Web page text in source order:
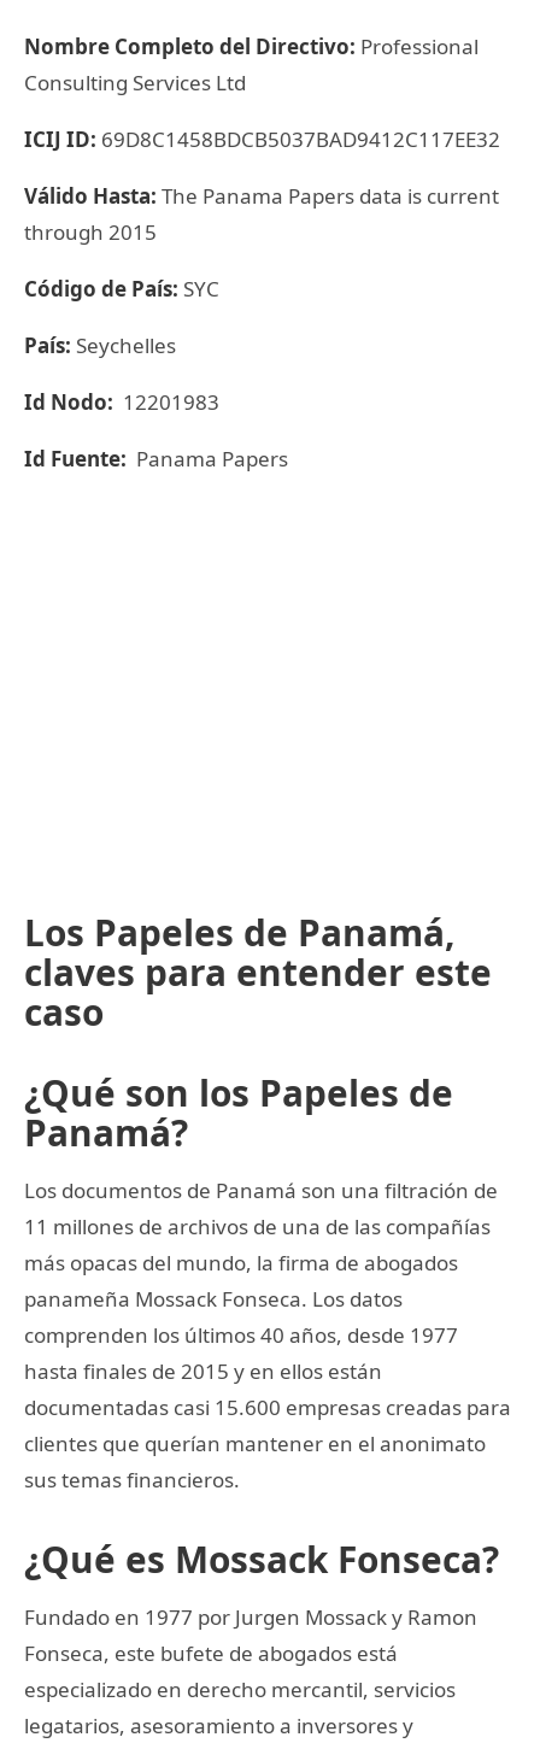
Nombre Completo del Directivo: Professional
Consulting Services Ltd
ICIJ ID: 69D8C1458BDCB5037BAD9412C117EE32
Válido Hasta: The Panama Papers data is current
through 2015
Código de País: SYC
País: Seychelles
Id Nodo: 12201983
Id Fuente: Panama Papers
Los Papeles de Panamá,
claves para entender este
caso
¿Qué son los Papeles de
Panamá?
Los documentos de Panamá son una filtración de
11 millones de archivos de una de las compañías
más opacas del mundo, la firma de abogados
panameña Mossack Fonseca. Los datos
comprenden los últimos 40 años, desde 1977
hasta finales de 2015 y en ellos están
documentadas casi 15.600 empresas creadas para
clientes que querían mantener en el anonimato
sus temas financieros.
¿Qué es Mossack Fonseca?
Fundado en 1977 por Jurgen Mossack y Ramon
Fonseca, este bufete de abogados está
especializado en derecho mercantil, servicios
legatarios, asesoramiento a inversores y